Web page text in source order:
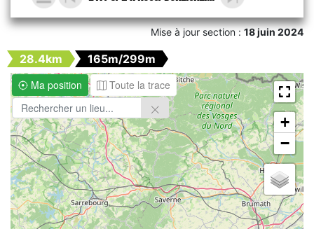
Mise à jour section :18 juin 2024
28.4km
165m/299m
Ma position
Toute la trace
+
−